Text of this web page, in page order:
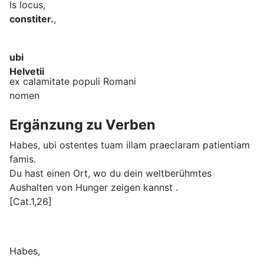
Is locus,
constiter.,
ubi
Helvetii
ex calamitate populi Romani
nomen
Ergänzung zu Verben
Habes, ubi ostentes tuam illam praeclaram patientiam
famis.
Du hast einen Ort, wo du dein weltberühmtes
Aushalten von Hunger zeigen kannst .
[Cat.1,26]
Habes,